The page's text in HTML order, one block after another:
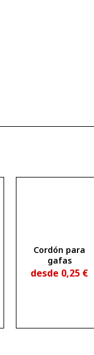
Cordón para
gafas
desde 0,25 €